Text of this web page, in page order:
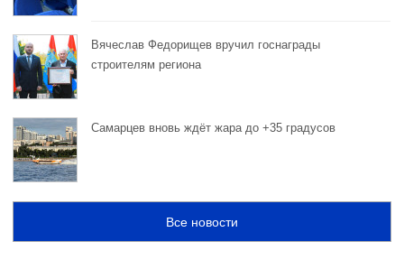
Вячеслав Федорищев вручил госнаграды
строителям региона
Самарцев вновь ждёт жара до +35 градусов
Все новости